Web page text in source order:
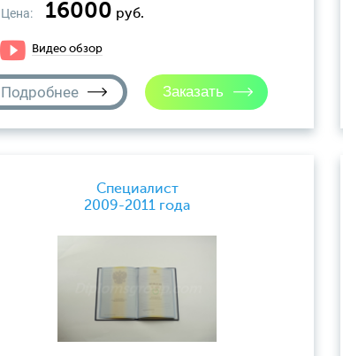
Цена: 16000 руб.
Видео обзор
Подробнее
Специалист
2009-2011 года